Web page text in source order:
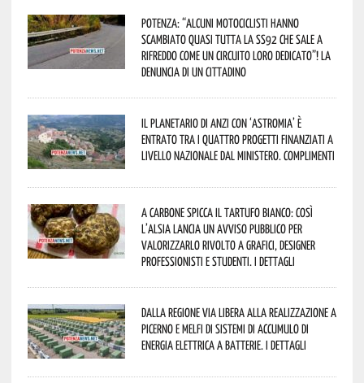
Potenza: “alcuni motociclisti hanno
scambiato quasi tutta la SS92 che sale a
Rifreddo come un circuito loro dedicato”! La
denuncia di un cittadino
Il Planetario di Anzi con ‘Astromia’ è
entrato tra i quattro progetti finanziati a
livello nazionale dal Ministero. Complimenti
A Carbone spicca il tartufo bianco: così
l’Alsia lancia un avviso pubblico per
valorizzarlo rivolto a grafici, designer
professionisti e studenti. I dettagli
Dalla Regione via libera alla realizzazione a
Picerno e Melfi di sistemi di accumulo di
energia elettrica a batterie. I dettagli